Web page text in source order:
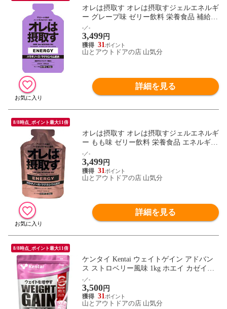
オレは摂取す オレは摂取すジェルエネルギ
ー グレープ味 ゼリー飲料 栄養食品 補給
運動 トレーニング 練習 部活 クラブ ジム
筋トレ アスリート 足攣り防止 311200
-／-
3,499円
31
山とアウトドアの店 山気分
詳細を見る
8/8時点_ポイント最大11倍
オレは摂取す オレは摂取すジェルエネルギ
ー もも味 ゼリー飲料 栄養食品 エネルギー
補給 運動 トレーニング ランニング 練習
部活 クラブ ジム 筋トレ 301200
-／-
3,499円
31
山とアウトドアの店 山気分
詳細を見る
8/8時点_ポイント最大11倍
ケンタイ Kentai ウェイトゲイン アドバン
ス ストロベリー風味 1kg ホエイ カゼイン
トレーニング フィットネス たんぱく質 カ
ーボ 炭水化物 K3222
-／-
3,500円
31
山とアウトドアの店 山気分